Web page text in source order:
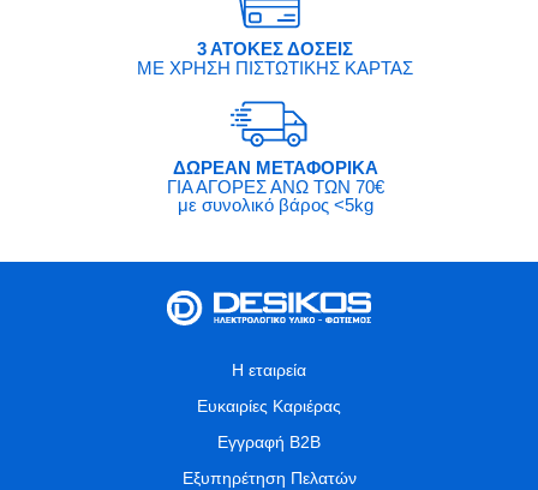
3 ΑΤΟΚΕΣ ΔΟΣΕΙΣ
ΜΕ ΧΡΗΣΗ ΠΙΣΤΩΤΙΚΗΣ ΚΑΡΤΑΣ
ΔΩΡΕΑΝ ΜΕΤΑΦΟΡΙΚΑ
ΓΙΑ ΑΓΟΡΕΣ ΑΝΩ ΤΩΝ 70€
με συνολικό βάρος <5kg
Η εταιρεία
Ευκαιρίες Καριέρας
Εγγραφή B2B
Εξυπηρέτηση Πελατών